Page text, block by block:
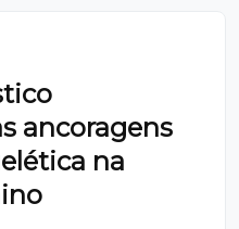
ancoragens
na